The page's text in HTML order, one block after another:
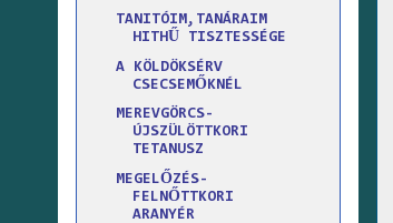
TANITÓIM,TANÁRAIM
HITHŰ TISZTESSÉGE
A KÖLDÖKSÉRV
CSECSEMŐKNÉL
MEREVGÖRCS-
ÚJSZÜLÖTTKORI
TETANUSZ
MEGELŐZÉS-
FELNŐTTKORI
ARANYÉR